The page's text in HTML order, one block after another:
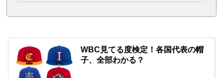
WBC見てる度検定！各国代表の帽
子、全部わかる？